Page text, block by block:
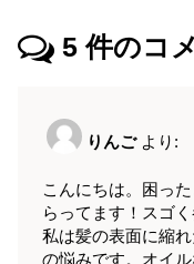
5 件のコ
りんご より:
こんにちは。困っ
らってます！スゴ
私は髪の表面に縮
の悩みです。オイ